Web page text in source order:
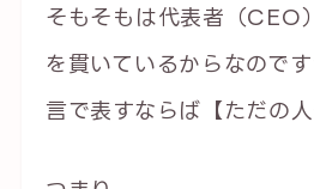
そもそもは代表者（CEO
を貫いているからなので
言で表すならば【ただの人